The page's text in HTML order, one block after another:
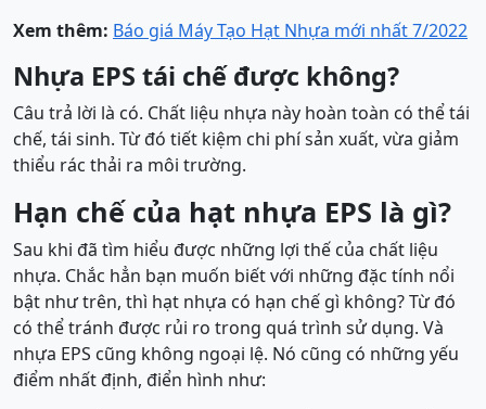
Xem thêm: Báo giá Máy Tạo Hạt Nhựa mới nhất 7/2022
Nhựa EPS tái chế được không?
Câu trả lời là có. Chất liệu nhựa này hoàn toàn có thể tái
chế, tái sinh. Từ đó tiết kiệm chi phí sản xuất, vừa giảm
thiểu rác thải ra môi trường.
Hạn chế của hạt nhựa EPS là gì?
Sau khi đã tìm hiểu được những lợi thế của chất liệu
nhựa. Chắc hẳn bạn muốn biết với những đặc tính nổi
bật như trên, thì hạt nhựa có hạn chế gì không? Từ đó
có thể tránh được rủi ro trong quá trình sử dụng. Và
nhựa EPS cũng không ngoại lệ. Nó cũng có những yếu
điểm nhất định, điển hình như: